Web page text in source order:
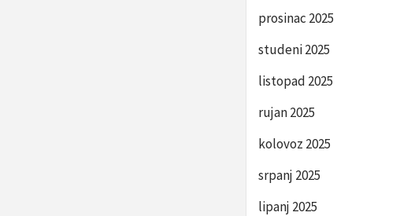
prosinac 2025
studeni 2025
listopad 2025
rujan 2025
kolovoz 2025
srpanj 2025
lipanj 2025